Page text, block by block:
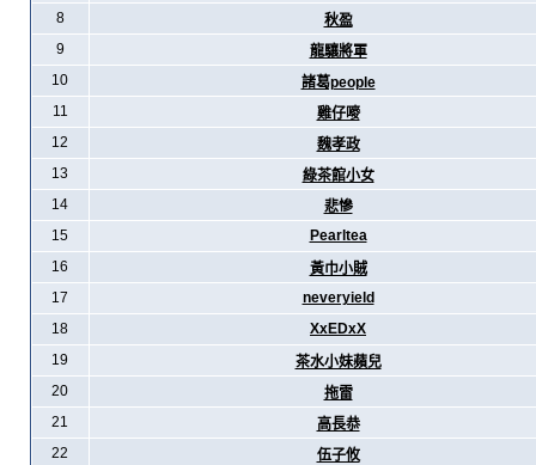
8
秋盈
9
龍驤將軍
10
諸葛people
11
雞仔嘜
12
魏孝政
13
綠茶館小女
14
悲慘
15
Pearltea
16
黃巾小賊
17
neveryield
18
XxEDxX
19
茶水小妹蘋兒
20
拖雷
21
高長恭
22
伍子攸